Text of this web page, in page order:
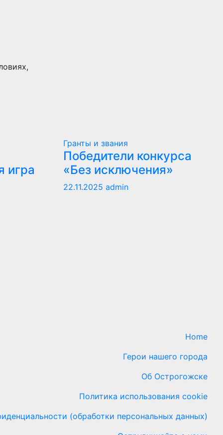
игра
Гранты и звания
Победители конкурса
«Без исключения»
22.11.2025 admin
Home
Герои нашего города
Об Острогожске
Политика использования cookie
(обработки персональных данных)